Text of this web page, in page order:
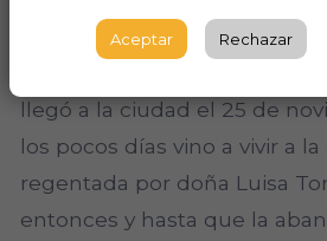
Destinado a la cátedra de
llegó a la ciudad el 25 de
los pocos días vino a vivir a
regentada por doña Luisa
entonces y hasta que la
Aceptar Rechazar